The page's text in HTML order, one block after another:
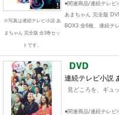
※写真は連続テレビ小説 あ
まちゃん 完全版 全3巻セッ
トです。
●関連商品/連続テレ
あまちゃん 完全版
BOX3 全6枚、連続テ
連続テレビ小説
見どころを、ギュ
●関連商品/連続テレビ